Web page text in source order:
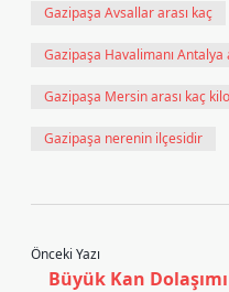
Gazipaşa Avsallar arası kaç
Gazipaşa Havalimanı
Gazipaşa Mersin arası kaç
Gazipaşa nerenin ilçesidir
Önceki Yazı
Büyük Kan